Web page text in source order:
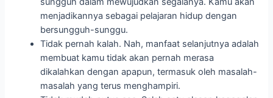
tadi akan membuat kamu lebih kuat dan tidak mudah
putus asa. Percaya deh. Ketika menghadapi
masalah, kamu akan mencoa menyelesaikannya
sebaik mungkin, bukan justru memilih untuk berhenti
dan menyerah pada impianmu.
Sebagai penyemangat. Dalam meraih mimpi, akan
selalu ada yang namanya rasa ‘malas’. Dan jika kita